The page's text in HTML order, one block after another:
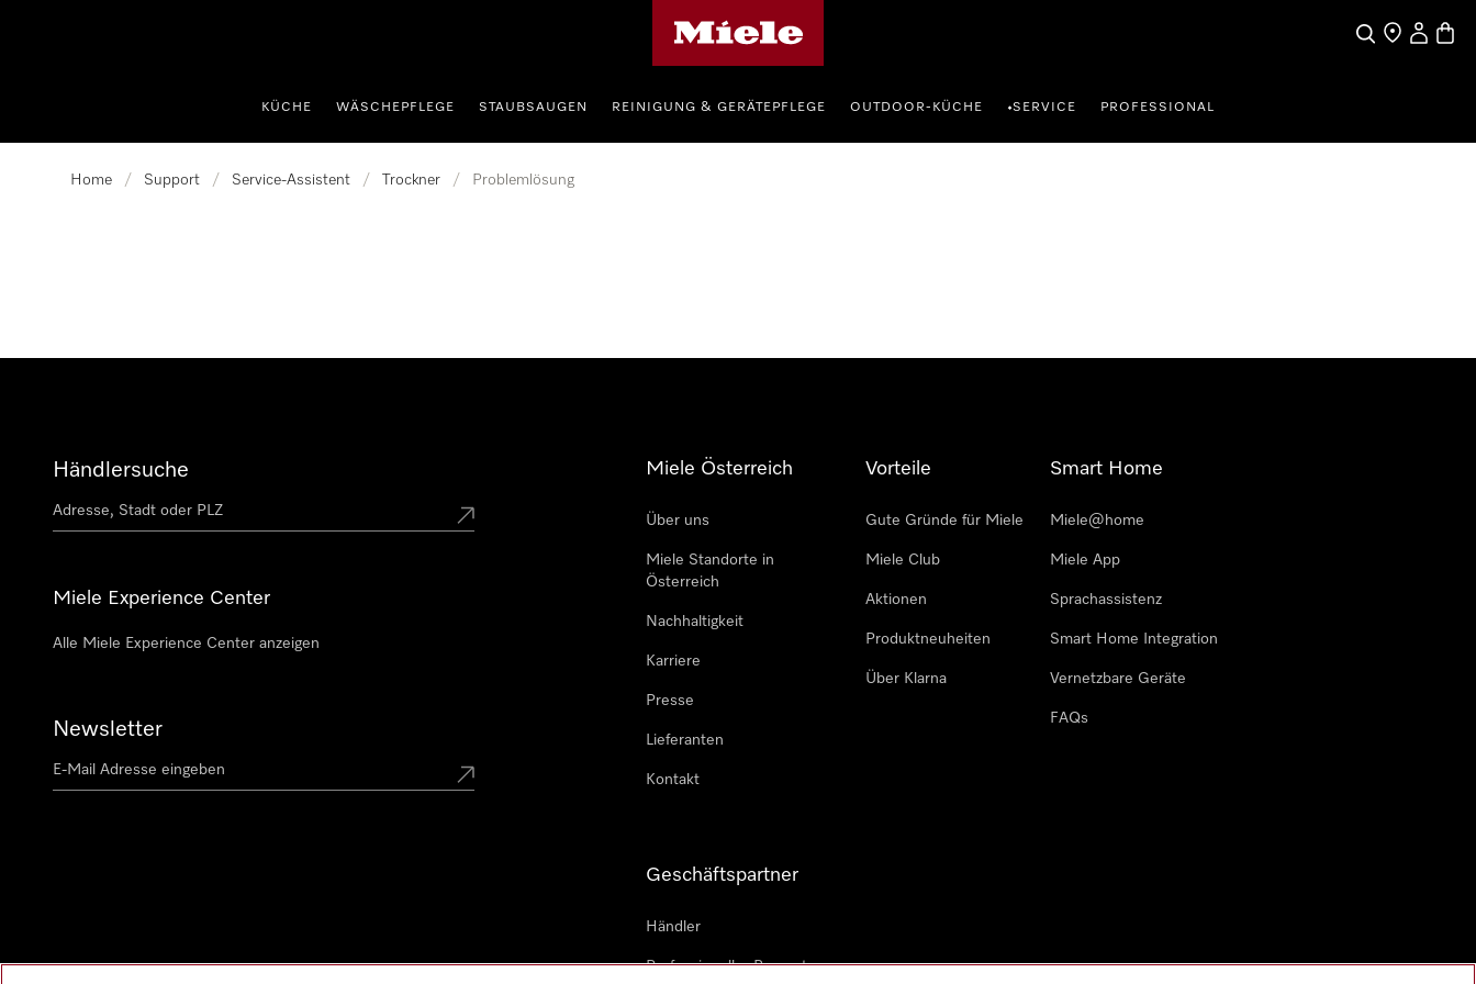
SucheHändlersuche
KÜCHE WÄSCHEPFLEGE STAUBSAUGEN REINIGUNG & GERÄTEPFLEGE OUTDOOR-KÜCHE •SERVICE PROFESSIONAL
Home / Support / Service-Assistent / Trockner / Problemlösung
Händlersuche
Miele Experience Center
Alle Miele Experience Center anzeigen
Newsletter
Miele Österreich
Über uns
Miele Standorte in
Österreich
Nachhaltigkeit
Karriere
Presse
Lieferanten
Kontakt
Vorteile
Gute Gründe für Miele
Miele Club
Aktionen
Produktneuheiten
Über Klarna
Smart Home
Miele@home
Miele App
Sprachassistenz
Smart Home Integration
Vernetzbare Geräte
FAQs
Geschäftspartner
Händler
Professioneller Reparateur